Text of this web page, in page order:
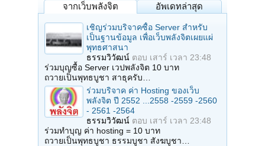
จากเว็บพลังจิต อัพเดทล่าสุด
เชิญร่วมบริจาคซื้อ Server สำหรับ
เป็นฐานข้อมูล เพื่อเว็บพลังจิตเผยแผ่
พุทธศาสนา
ธรรมวิวัฒน์ ตอบ เสาร์ เวลา 23:48
ร่วมบุญซื้อ Server เวปพลังจิต 10 บาท
ถวายเป็นพุทธบูชา สาธุครับ…
ร่วมบริจาค ค่า Hosting ของเว็บ
พลังจิต ปี 2552 ...2558 -2559 -2560
- 2561 -2564
ธรรมวิวัฒน์ ตอบ เสาร์ เวลา 23:48
ร่วมทำบุญ ค่า hosting = 10 บาท
ถวายเป็นพุทธบูชา ธรรมบูชา สังฆบูชา…